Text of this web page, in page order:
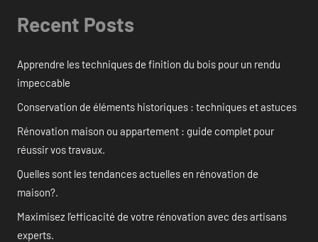
Recent Posts
Apprendre les techniques de finition du bois pour un rendu
impeccable
Conservation de éléments historiques : techniques et astuces
Rénovation maison ou appartement : guide complet pour
réussir vos travaux.
Quelles sont les tendances actuelles en rénovation de
maison?.
Maximisez l’efficacité de votre rénovation avec des artisans
experts.